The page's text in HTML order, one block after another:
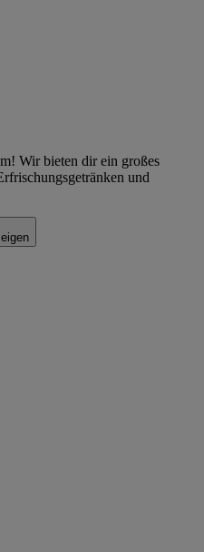
Wir bieten dir ein großes
und